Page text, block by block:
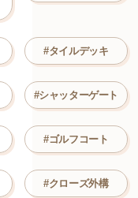
#タイルデッキ
#シャッターゲート
#ゴルフコート
#クローズ外構